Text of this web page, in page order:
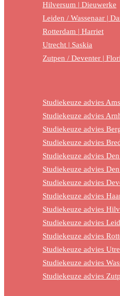
Hilversum | Dieuwerke
Leiden / Wassenaar |
Rotterdam | Harriet
Utrecht | Saskia
Zutpen / Deventer |
Studiekeuze advies
Studiekeuze advies
Studiekeuze advies
Studiekeuze advies
Studiekeuze advies
Studiekeuze advies
Studiekeuze advies
Studiekeuze advies
Studiekeuze advies
Studiekeuze advies
Studiekeuze advies
Studiekeuze advies
Studiekeuze advies
Studiekeuze advies